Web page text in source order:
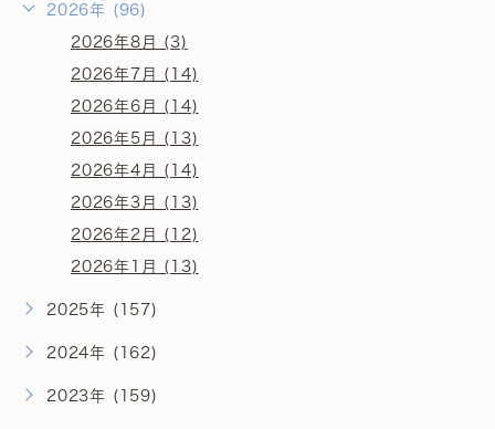
2026年 (96)
2026年8月 (3)
2026年7月 (14)
2026年6月 (14)
2026年5月 (13)
2026年4月 (14)
2026年3月 (13)
2026年2月 (12)
2026年1月 (13)
2025年 (157)
2024年 (162)
2023年 (159)